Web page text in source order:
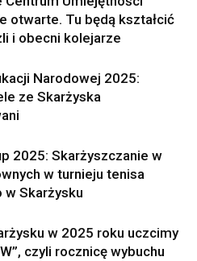
otwarte. Tu będą kształcić
i obecni kolejarze
Narodowej 2025:
ze Skarżyska
2025: Skarżyszczanie w
w turnieju tenisa
w Skarżysku
w 2025 roku uczcimy
czyli rocznicę wybuchu